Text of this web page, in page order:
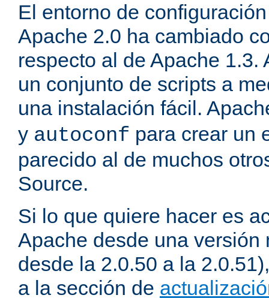
El entorno de
Apache 2.0 ha cambiado
respecto al de Apache 1.3.
un conjunto de scripts a
una instalación fácil.
y autoconf para crear un
parecido al de muchos
Source.
Si lo que quiere hacer es
Apache desde una versión
desde la 2.0.50 a la
a la sección de